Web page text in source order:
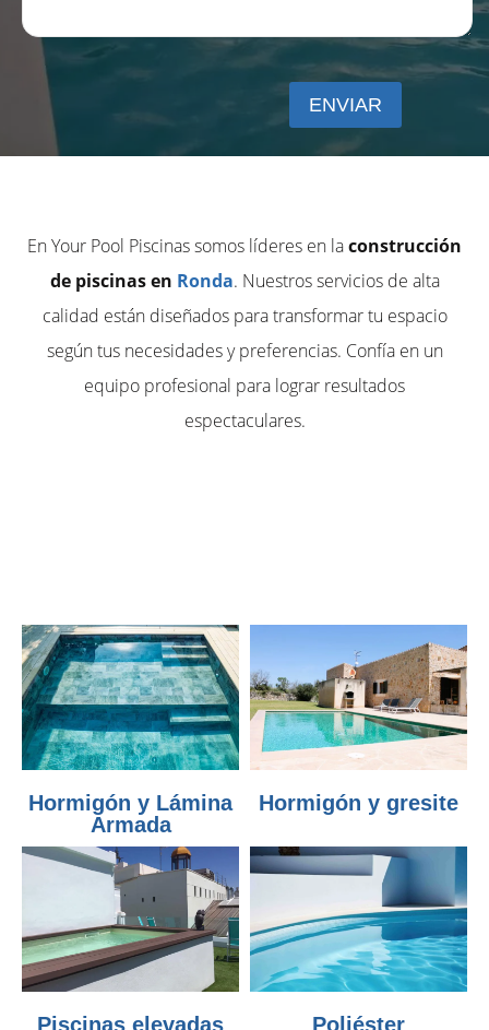
En Your Pool Piscinas somos líderes en laconstrucción
de piscinas en Ronda. Nuestros servicios de alta
calidad están diseñados para transformar tu espacio
según tus necesidades y preferencias. Confía en un
equipo profesional para lograr resultados
espectaculares.
Hormigón y Lámina
Armada
Hormigón y gresite
Piscinas elevadas Poliéster